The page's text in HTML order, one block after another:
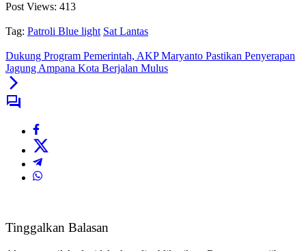
Post Views: 413
Tag: Patroli Blue light Sat Lantas
Dukung Program Pemerintah, AKP Maryanto Pastikan Penyerapan
Jagung Ampana Kota Berjalan Mulus
Tinggalkan Balasan